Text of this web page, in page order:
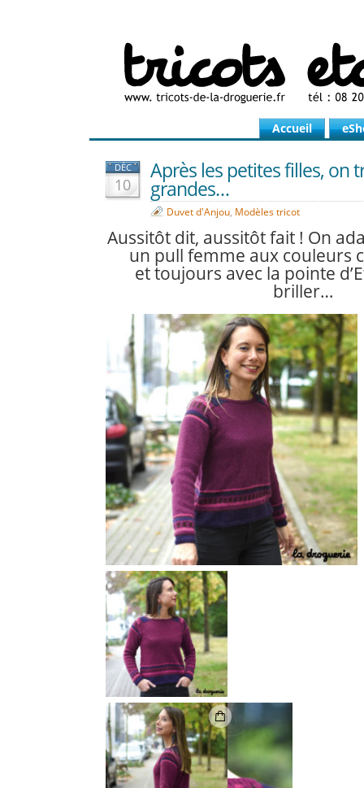
Accueil
DÉC
10
Après les petites filles, on
grandes…
Duvet d'Anjou, Modèles tricot
Aussitôt dit, aussitôt fait ! On
un pull femme aux couleurs
et toujours avec la pointe
briller…